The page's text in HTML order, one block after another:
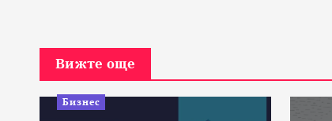
Вижте още
Бизнес